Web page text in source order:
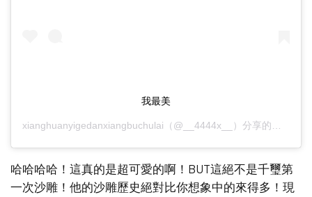
我最美
xianghuanyigedanxiangbuchulai （@__4444x__）分享的貼文 於
哈哈哈哈！這真的是超可愛的啊！BUT這絕不是千璽第
一次沙雕！他的沙雕歷史絕對比你想象中的來得多！現